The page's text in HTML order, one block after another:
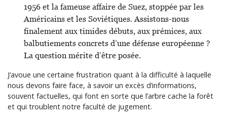
1956 et la fameuse affaire de Suez, stoppée par les
Américains et les Soviétiques. Assistons-nous
finalement aux timides débuts, aux prémices, aux
balbutiements concrets d’une défense européenne ?
La question mérite d’être posée.
J’avoue une certaine frustration quant à la difficulté à laquelle
nous devons faire face, à savoir un excès d’informations,
souvent factuelles, qui font en sorte que l’arbre cache la forêt
et qui troublent notre faculté de jugement.